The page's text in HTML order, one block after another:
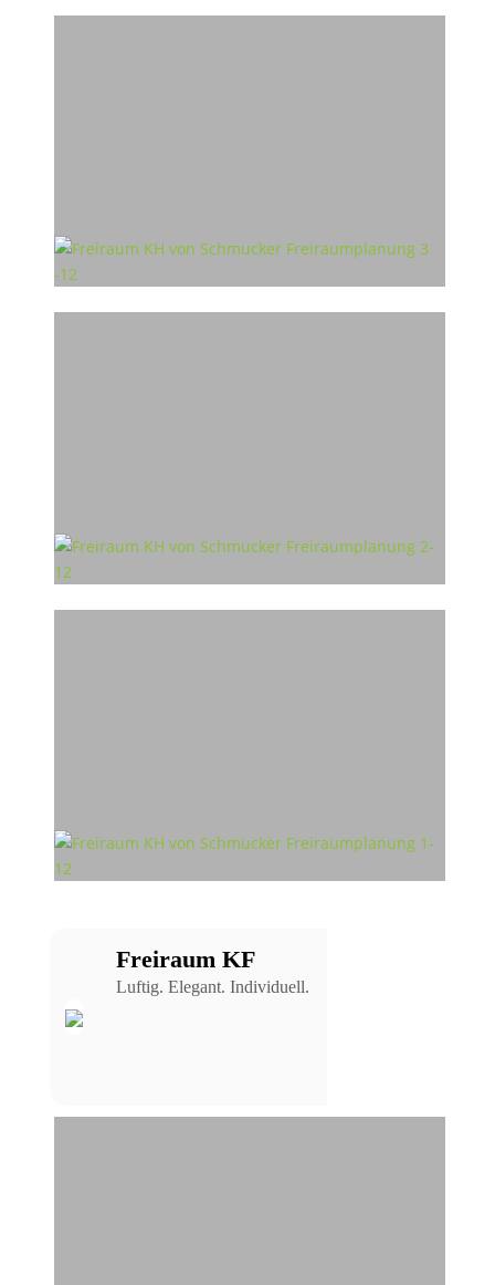
Freiraum KF
Luftig. Elegant. Individuell.